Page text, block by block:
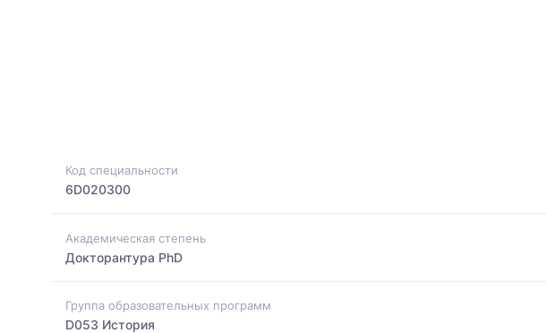
Код специальности
6D020300
Академическая степень
Докторантура PhD
Группа образовательных программ
D053 История